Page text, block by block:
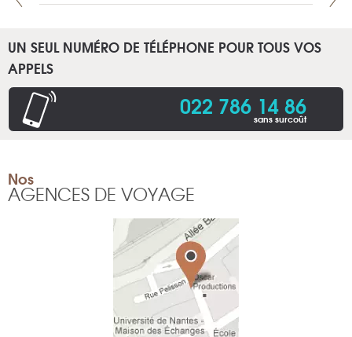
UN SEUL NUMÉRO DE TÉLÉPHONE POUR TOUS VOS
APPELS
022 786 14 86
sans surcoût
Nos
AGENCES DE VOYAGE